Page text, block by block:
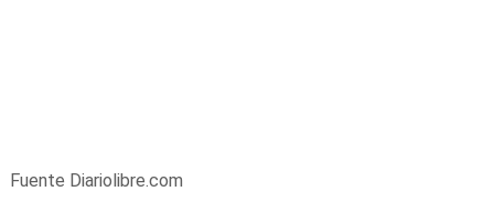
Fuente Diariolibre.com